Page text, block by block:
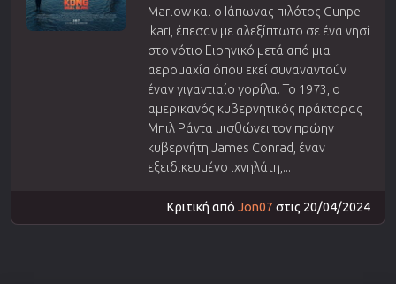
Marlow και ο Ιάπωνας πιλότος Gunpei
Ikari, έπεσαν με αλεξίπτωτο σε ένα νησί
στο νότιο Ειρηνικό μετά από μια
αερομαχία όπου εκεί συναναντούν
έναν γιγαντιαίο γορίλα. Το 1973, ο
αμερικανός κυβερνητικός πράκτορας
Μπιλ Ράντα μισθώνει τον πρώην
κυβερνήτη James Conrad, έναν
εξειδικευμένο ιχνηλάτη,...
Κριτική από Jon07 στις 20/04/2024